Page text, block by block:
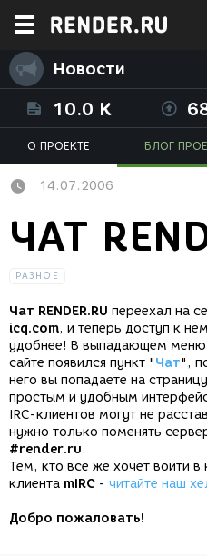
Новости
10.0 K
О ПРОЕКТЕ БЛОГ
14.07.2006
ЧАТ
РАЗНОЕ
Чат RENDER.RU переехал на
icq.com, и теперь доступ к
удобнее! В выпадающем
сайте появился пункт "Чат",
него вы попадаете на
простым и удобным
IRC-клиентов могут не
нужно только поменять
#render.ru.
Тем, кто все же хочет войти в
клиента mIRC - читайте наш
Добро пожаловать!